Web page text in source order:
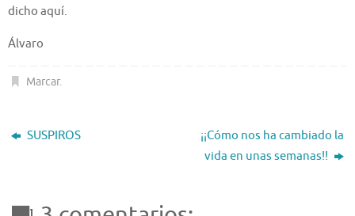
dicho aquí.
Álvaro
Marcar.
SUSPIROS
¡¡Cómo nos ha cambiado la
vida en unas semanas!!